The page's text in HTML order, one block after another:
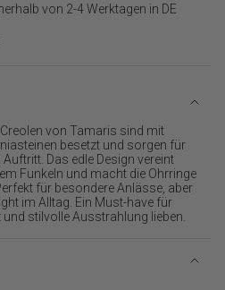
von 2-4 Werktagen in DE
von Tamaris sind mit
besetzt und sorgen für
Das edle Design vereint
Funkeln und macht die Ohrringe
für besondere Anlässe, aber
im Alltag. Ein Must-have für
stilvolle Ausstrahlung lieben.